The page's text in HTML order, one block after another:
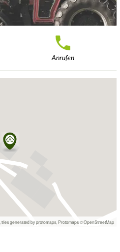
Anrufen
tiles generated by protomaps Protomaps©OpenStreetMap